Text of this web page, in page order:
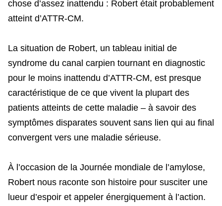
chose d’assez inattendu : Robert était probablement
atteint d’ATTR-CM.
La situation de Robert, un tableau initial de
syndrome du canal carpien tournant en diagnostic
pour le moins inattendu d’ATTR-CM, est presque
caractéristique de ce que vivent la plupart des
patients atteints de cette maladie – à savoir des
symptômes disparates souvent sans lien qui au final
convergent vers une maladie sérieuse.
À l’occasion de la Journée mondiale de l’amylose,
Robert nous raconte son histoire pour susciter une
lueur d’espoir et appeler énergiquement à l’action.